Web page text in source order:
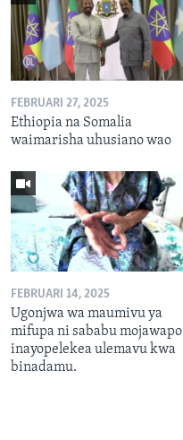
FEBRUARI 27, 2025
Ethiopia na Somalia
waimarisha uhusiano wao
FEBRUARI 14, 2025
Ugonjwa wa maumivu ya
mifupa ni sababu mojawapo
inayopelekea ulemavu kwa
binadamu.